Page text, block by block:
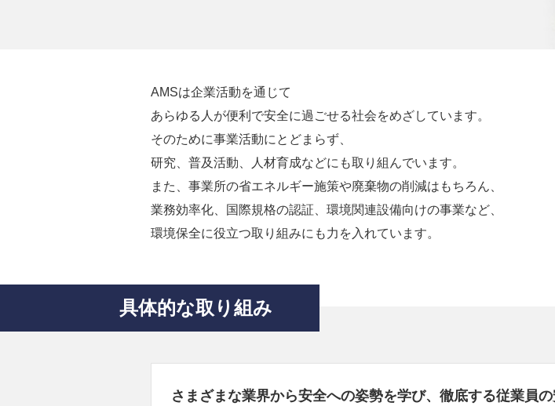
AMSは企業活動を通じて
あらゆる人が便利で安全に過ごせる社会をめざしています。
そのために事業活動にとどまらず、
研究、普及活動、人材育成などにも取り組んでいます。
また、事業所の省エネルギー施策や廃棄物の削減はもちろん、
業務効率化、国際規格の認証、環境関連設備向けの事業など、
環境保全に役立つ取り組みにも力を入れています。
具体的な取り組み
さまざまな業界から安全への姿勢を学び、徹底する従業員